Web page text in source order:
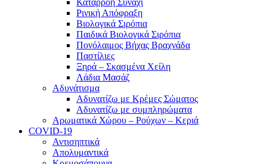
Καταρροή Συνάχι
Ρινική Απόφραξη
Βιολογικά Σιρόπια
Παιδικά Βιολογικά Σιρόπια
Πονόλαιμος Βήχας Βραχνάδα
Παστίλιες
Ξηρά – Σκασμένα Χείλη
Λάδια Μασάζ
Αδυνάτισμα
Αδυνατίζω με Κρέμες Σώματος
Αδυνατίζω με συμπληρώματα
Αρωματικά Χώρου – Ρούχων – Κεριά
COVID-19
Αντισηπτικά
Απολυμαντικά